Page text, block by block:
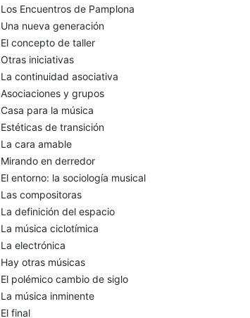
Los Encuentros de Pamplona
Una nueva generación
El concepto de taller
Otras iniciativas
La continuidad asociativa
Asociaciones y grupos
Casa para la música
Estéticas de transición
La cara amable
Mirando en derredor
El entorno: la sociología musical
Las compositoras
La definición del espacio
La música ciclotímica
La electrónica
Hay otras músicas
El polémico cambio de siglo
La música inminente
El final